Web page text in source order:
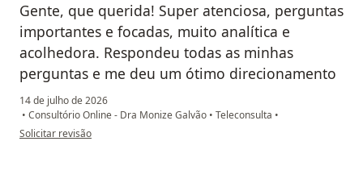
Gente, que querida! Super atenciosa, perguntas
importantes e focadas, muito analítica e
acolhedora. Respondeu todas as minhas
perguntas e me deu um ótimo direcionamento
14 de julho de 2026
• Consultório Online - Dra Monize Galvão • Teleconsulta •
na opinião do utilizador Sophia Cuesta
Solicitar revisão